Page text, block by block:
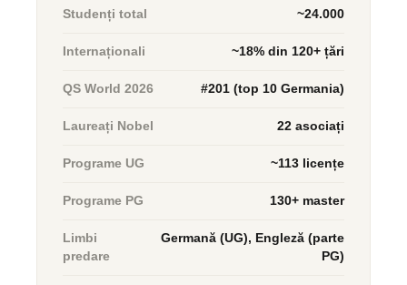
Studenți total ~24.000
Internaționali ~18% din 120+ țări
QS World 2026 #201 (top 10 Germania)
Laureați Nobel 22 asociați
Programe UG ~113 licențe
Programe PG 130+ master
Limbi
predare
Germană (UG), Engleză (parte
PG)